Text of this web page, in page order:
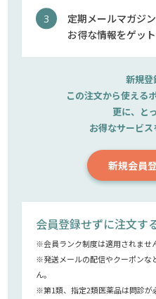
定期メールマガジ
お得な情報をゲッ
新規登
この注文から使える
更に、と
お得なサービス
新規会員
会員登録せずに注文す
※会員ランク制度は適用されませ
※発送メールの配信やクーポンな
ん。
※第1類、指定2類医薬品は問診が